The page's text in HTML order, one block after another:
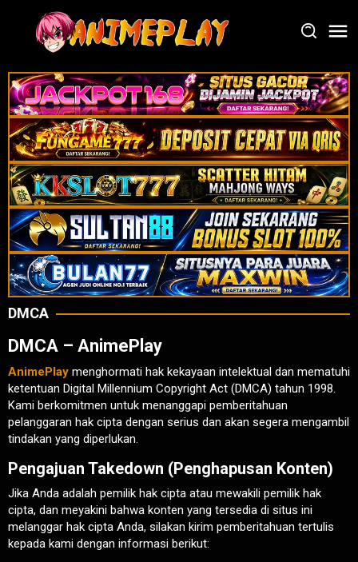
DMCA
DMCA – AnimePlay
AnimePlay menghormati hak kekayaan intelektual dan mematuhi
ketentuan Digital Millennium Copyright Act (DMCA) tahun 1998.
Kami berkomitmen untuk menanggapi pemberitahuan
pelanggaran hak cipta dengan serius dan akan segera mengambil
tindakan yang diperlukan.
Pengajuan Takedown (Penghapusan Konten)
Jika Anda adalah pemilik hak cipta atau mewakili pemilik hak
cipta, dan meyakini bahwa konten yang tersedia di situs ini
melanggar hak cipta Anda, silakan kirim pemberitahuan tertulis
kepada kami dengan informasi berikut: